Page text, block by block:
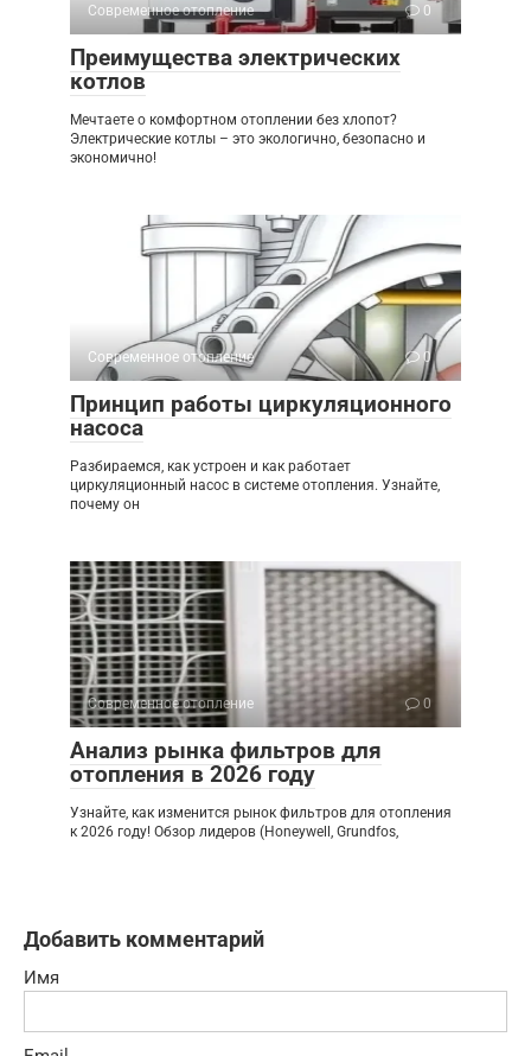
Современное отопление 0
Преимущества электрических
котлов
Мечтаете о комфортном отоплении без хлопот?
Электрические котлы – это экологично, безопасно и
экономично!
Современное отопление 0
Принцип работы циркуляционного
насоса
Разбираемся, как устроен и как работает
циркуляционный насос в системе отопления. Узнайте,
почему он
Современное отопление 0
Анализ рынка фильтров для
отопления в 2026 году
Узнайте, как изменится рынок фильтров для отопления
к 2026 году! Обзор лидеров (Honeywell, Grundfos,
Добавить комментарий
Имя